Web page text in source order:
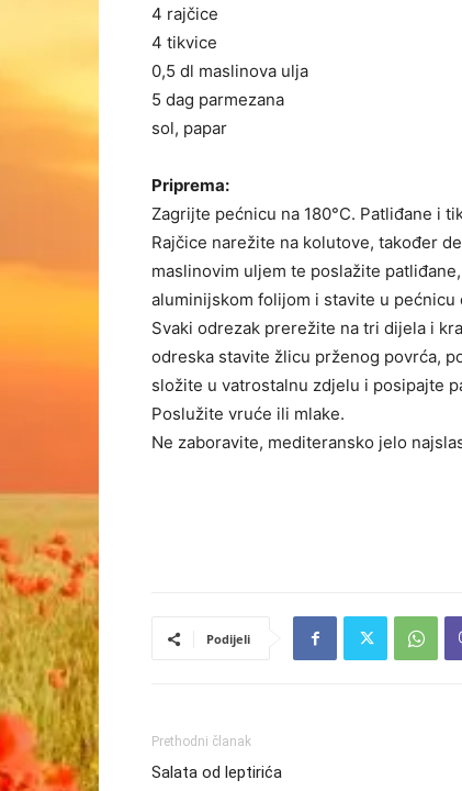
4 rajčice
4 tikvice
0,5 dl maslinova ulja
5 dag parmezana
sol, papar
Priprema:
Zagrijte pećnicu na 180°C. Patliđane i
Rajčice narežite na kolutove, također
maslinovim uljem te poslažite
aluminijskom folijom i stavite u pećnicu
Svaki odrezak prerežite na tri dijela i
odreska stavite žlicu prženog povrća,
složite u vatrostalnu zdjelu i posipajte
Poslužite vruće ili mlake.
Ne zaboravite, mediteransko jelo
Podijeli
Prethodni članak
Salata od leptirića